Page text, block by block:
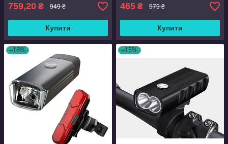
759,20 ₴ 949 ₴
Купити
465 ₴ 579 ₴
Купити
–18% –15%